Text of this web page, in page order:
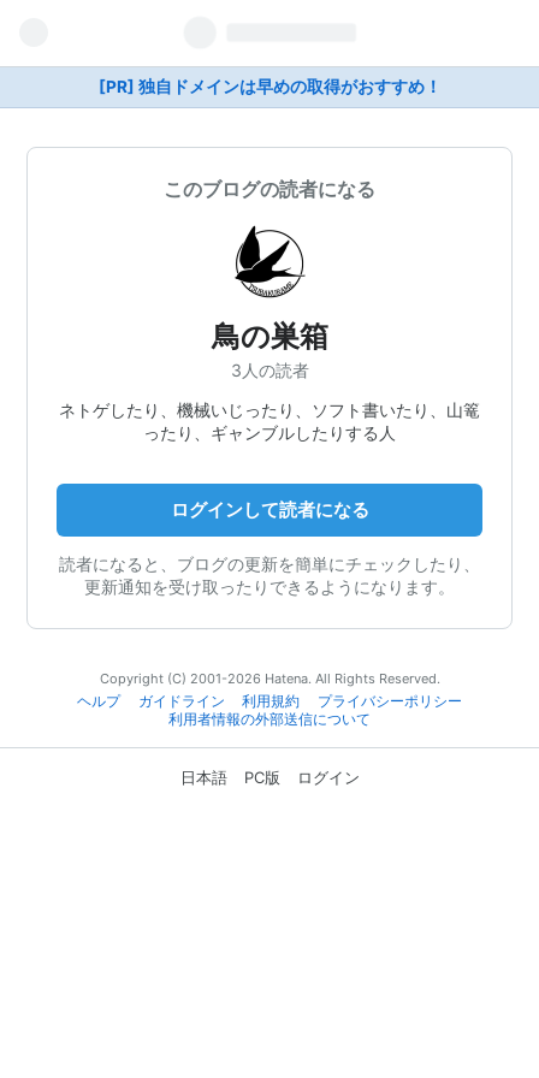
[PR] 独自ドメインは早めの取得がおすすめ！
このブログの読者になる
鳥の巣箱
3人の読者
ネトゲしたり、機械いじったり、ソフト書いたり、山篭
ったり、ギャンブルしたりする人
ログインして読者になる
読者になると、ブログの更新を簡単にチェックしたり、
更新通知を受け取ったりできるようになります。
Copyright (C) 2001-2026 Hatena. All Rights Reserved.
ヘルプ
ガイドライン 利用規約
プライバシーポリシー
利用者情報の外部送信について
日本語 PC版 ログイン